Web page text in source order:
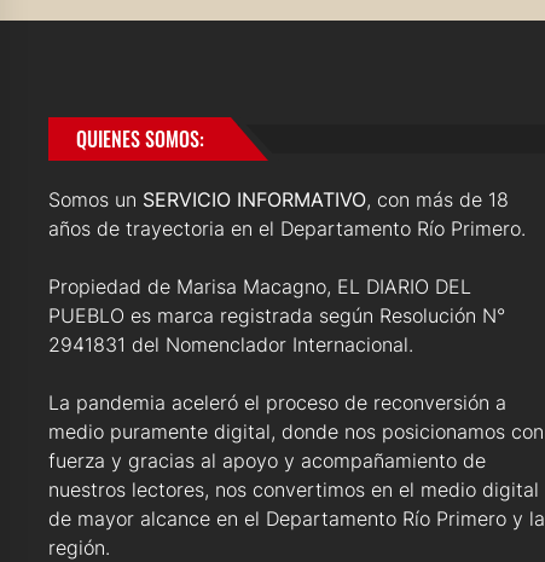
QUIENES SOMOS:
Somos un SERVICIO INFORMATIVO, con más de 18
años de trayectoria en el Departamento Río Primero.
Propiedad de Marisa Macagno, EL DIARIO DEL
PUEBLO es marca registrada según Resolución N°
2941831 del Nomenclador Internacional.
La pandemia aceleró el proceso de reconversión a
medio puramente digital, donde nos posicionamos con
fuerza y gracias al apoyo y acompañamiento de
nuestros lectores, nos convertimos en el medio digital
de mayor alcance en el Departamento Río Primero y la
región.